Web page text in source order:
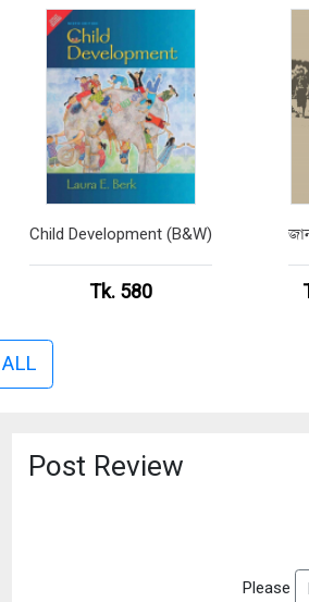
Child Development (B&W)
Tk. 580
Post Review
Please